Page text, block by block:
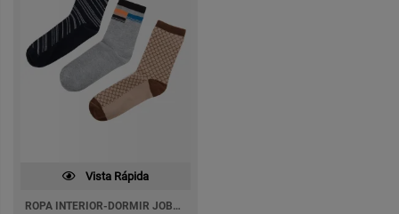
Vista Rápida
ROPA INTERIOR-DORMIR JOBLIN